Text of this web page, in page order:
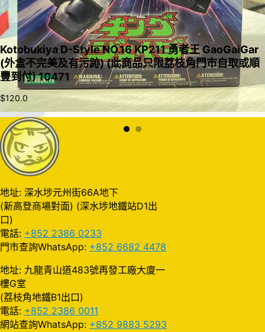
入購物車
Kotobukiya D-Style NO.16 KP211 勇者王 GaoGaiGar
(外盒不完美及有污跡) (此商品只限荔枝角門市自取或順
豐到付) 10471
$120.0
地址: 深水埗元州街66A地下
(新高登商場對面) (深水埗地鐵站D1出
口)
電話: +852 2386 0233
門市查詢WhatsApp: +852 6682 4478
地址: 九龍青山道483號再發工廠大廈一
樓G室
(荔枝角地鐵B1出口)
電話: +852 2386 0011
網站查詢WhatsApp: +852 9883 5293